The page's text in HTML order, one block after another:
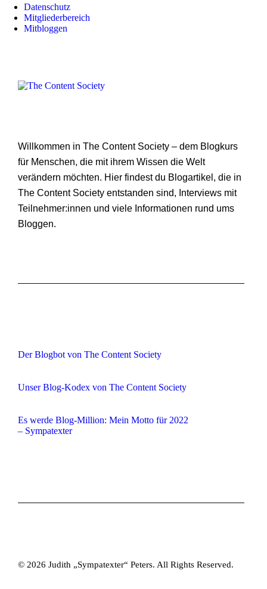
Datenschutz
Mitgliederbereich
Mitbloggen
Willkommen in The Content Society – dem Blogkurs
für Menschen, die mit ihrem Wissen die Welt
verändern möchten. Hier findest du Blogartikel, die in
The Content Society entstanden sind, Interviews mit
Teilnehmer:innen und viele Informationen rund ums
Bloggen.
Der Blogbot von The Content Society
Unser Blog-Kodex von The Content Society
Es werde Blog-Million: Mein Motto für 2022
– Sympatexter
© 2026 Judith „Sympatexter“ Peters. All Rights Reserved.